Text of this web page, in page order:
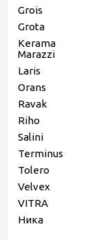
Grois
Grota
Kerama
Marazzi
Laris
Orans
Ravak
Riho
Salini
Terminus
Tolero
Velvex
VITRA
Ника